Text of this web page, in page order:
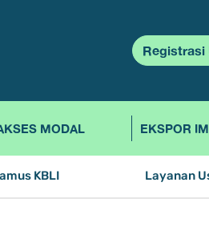
Registrasi
MODAL EKSPOR
KBLI Layanan